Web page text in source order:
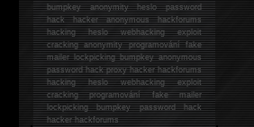
bumpkey anonymity heslo password
hackhacker anonymous hackforums
hackingheslo webhacking exploit
cracking anonymity programování fake
mailer lockpicking bumpkey anonymous
password hack proxy hacker hackforums
hacking heslo webhacking exploit
cracking programování fake mailer
lockpicking bumpkey password hack
hackerhackforums